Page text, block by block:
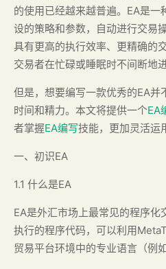
的使用已经越来越普遍。EA是
设的策略和参数，自动进行交易
具有更高的执行效率、更精确的
交易者在忙碌或睡眠时不间断地进
但是，想要编写一款优秀的EA并
时间和精力。本文将提供一个EA
者掌握EA编写技能，更加灵活运
一、初识EA
1.1 什么是EA
EA是外汇市场上最常见的程序
执行的程序代码，可以利用
贸易平台环境中的专业语言（例